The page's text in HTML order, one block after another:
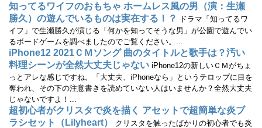
知ってるワイフのおもちゃ ホームレス風の男（演：生瀬
勝久）の遊んでいるものは実在する！？
ドラマ「知ってるワ
イフ」で生瀬勝久が演じる「何かを知ってそうな男」が公園で遊んでい
るボードゲームを調べましたのでご覧ください。...
iPhone12 2021ＣＭソング 曲のタイトルと歌手は？汚い
料理シーンが全然大丈夫じゃない iPhone12の新しいＣＭがちょ
っとアレな感じですね。「大丈夫、iPhoneなら」というテロップに目を
奪われ、その下の注意書きを読めていない人はいませんか？全然大丈夫
じゃないですよ！...
超初心者がクリスタで炎を描く アセットで超簡単な炎ブ
ラシセット（Lilyheart）
クリスタを触ったばかりの初心者でも炎